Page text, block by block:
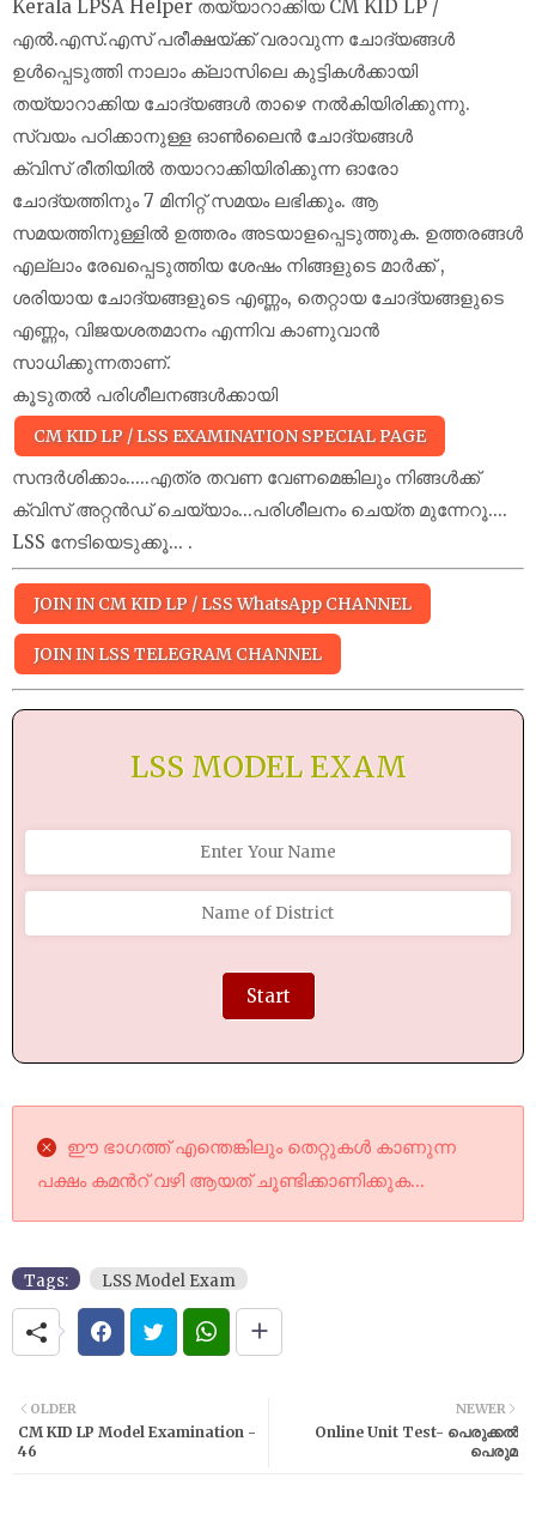
Kerala LPSA Helper തയ്യാറാക്കിയ CM KID LP /
എൽ.എസ്.എസ് പരീക്ഷയ്‌ക്ക് വരാവുന്ന ചോദ്യങ്ങൾ
ഉൾപ്പെടുത്തി നാലാം ക്ലാസിലെ കുട്ടികൾക്കായി
തയ്യാറാക്കിയ ചോദ്യങ്ങൾ താഴെ നൽകിയിരിക്കുന്നു.
സ്വയം പഠിക്കാനുള്ള ഓൺലൈൻ ചോദ്യങ്ങൾ
ക്വിസ് രീതിയിൽ തയാറാക്കിയിരിക്കുന്ന ഓരോ
ചോദ്യത്തിനും 7 മിനിറ്റ് സമയം ലഭിക്കും. ആ
സമയത്തിനുള്ളിൽ ഉത്തരം അടയാളപ്പെടുത്തുക. ഉത്തരങ്ങൾ
എല്ലാം രേഖപ്പെടുത്തിയ ശേഷം നിങ്ങളുടെ മാർക്ക് ,
ശരിയായ ചോദ്യങ്ങളുടെ എണ്ണം, തെറ്റായ ചോദ്യങ്ങളുടെ
എണ്ണം, വിജയശതമാനം എന്നിവ കാണുവാൻ
സാധിക്കുന്നതാണ്.
കൂടുതൽ പരിശീലനങ്ങൾക്കായി
CM KID LP / LSS EXAMINATION SPECIAL PAGE
സന്ദർശിക്കാം.....എത്ര തവണ വേണമെങ്കിലും നിങ്ങൾക്ക്
ക്വിസ് അറ്റൻഡ് ചെയ്യാം...പരിശീലനം ചെയ്ത മുന്നേറൂ....
LSS നേടിയെടുക്കൂ... .
JOIN IN CM KID LP / LSS WhatsApp CHANNEL
JOIN IN LSS TELEGRAM CHANNEL
LSS MODEL EXAM
Start
ഈ ഭാഗത്ത് എന്തെങ്കിലും തെറ്റുകൾ കാണുന്ന
പക്ഷം കമൻറ് വഴി ആയത് ചൂണ്ടിക്കാണിക്കുക...
Tags: LSS Model Exam
NEWER
Online Unit Test- പെരുക്കൽ
പെരുമ
OLDER
CM KID LP Model Examination -
46